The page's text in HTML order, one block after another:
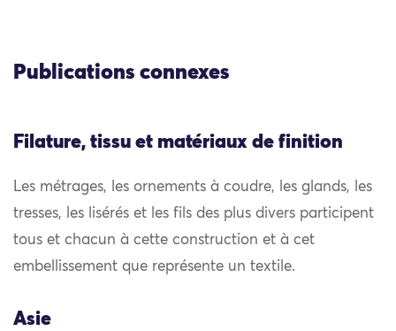
Publications connexes
Filature, tissu et matériaux de finition
Les métrages, les ornements à coudre, les glands, les
tresses, les lisérés et les fils des plus divers participent
tous et chacun à cette construction et à cet
embellissement que représente un textile.
Asie